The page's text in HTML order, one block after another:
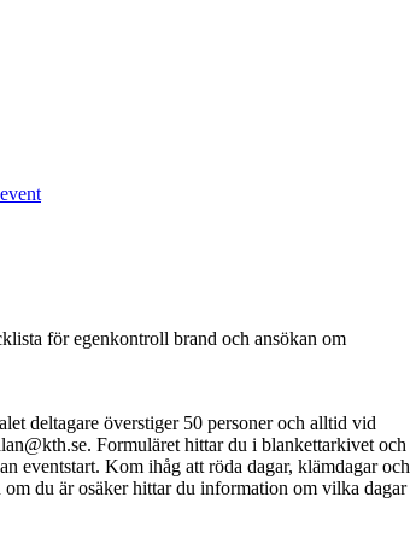
för egenkontroll brand och ansökan om
deltagare överstiger 50 personer och alltid vid
Formuläret hittar du i blankettarkivet och
eventstart. Kom ihåg att röda dagar, klämdagar och
om du är osäker hittar du information om vilka dagar